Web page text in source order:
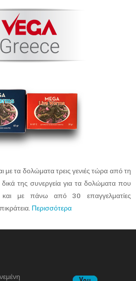
με τα δολώματα τρεις γενιές τώρα από τη
της συνεργεία για τα δολώματα που
και με πάνω από 30 επαγγελματίες
Περισσότερα